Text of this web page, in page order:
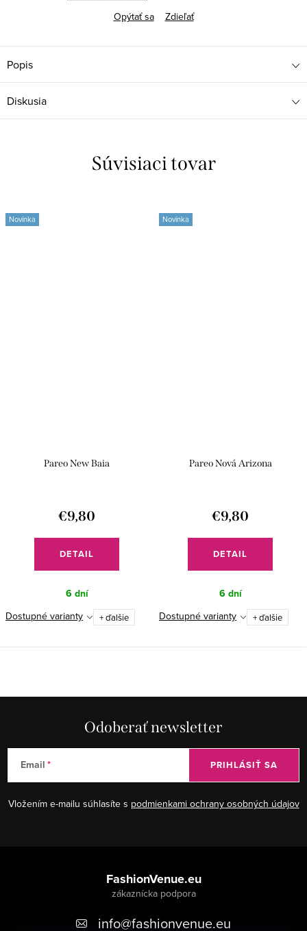
Opýtať sa
Zdieľať
Popis
Diskusia
Súvisiaci tovar
Novinka
Pareo New Baia
€9,80
DETAIL
6 dní
Dostupné varianty + ďalšie
Novinka
Pareo Nová Arizona
€9,80
DETAIL
6 dní
Dostupné varianty + ďalšie
Odoberať newsletter
Email
Vložením e-mailu súhlasíte s podmienkami ochrany osobných údajov
PRIHLÁSIŤ SA
FashionVenue.eu
info@fashionvenue.eu